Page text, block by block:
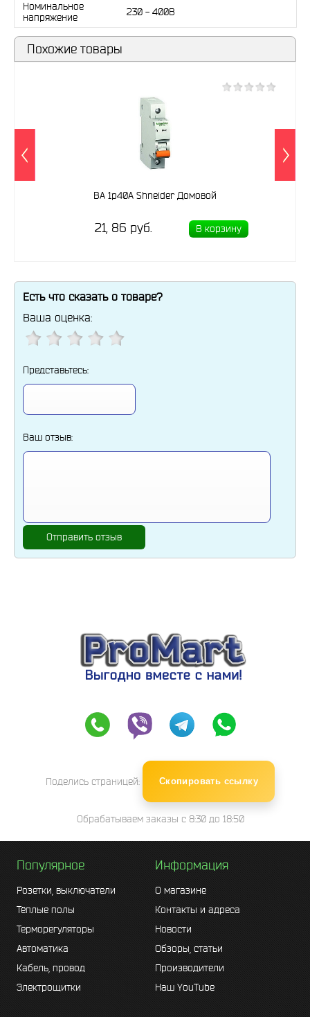
Номинальное
напряжение
230 - 400В
Похожие товары
ВА 1p40A Shneider Домовой
21, 86 руб. В корзину
Есть что сказать о товаре?
Ваша оценка:
Представьтесь:
Ваш отзыв:
Отправить отзыв
Поделись страницей: Скопировать ссылку
Обрабатываем заказы с 8:30 до 18:50
Популярное
Розетки, выключатели
Тёплые полы
Терморегуляторы
Автоматика
Кабель, провод
Электрощитки
Информация
О магазине
Контакты и адреса
Новости
Обзоры, статьи
Производители
Наш YouTube